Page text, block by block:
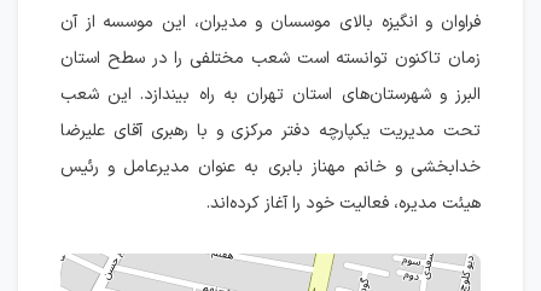
فراوان و انگیزه بالای موسسان و مدیران، این موسسه از آن
زمان تاکنون توانسته است شعب مختلفی را در سطح استان
البرز و شهرستان‌های استان تهران به راه بیندازد. این شعب
تحت مدیریت یکپارچه دفتر مرکزی و با رهبری آقای علیرضا
خدابخشی و خانم مهناز بابری به عنوان مدیرعامل و رئیس
هیئت مدیره، فعالیت خود را آغاز کرده‌اند.